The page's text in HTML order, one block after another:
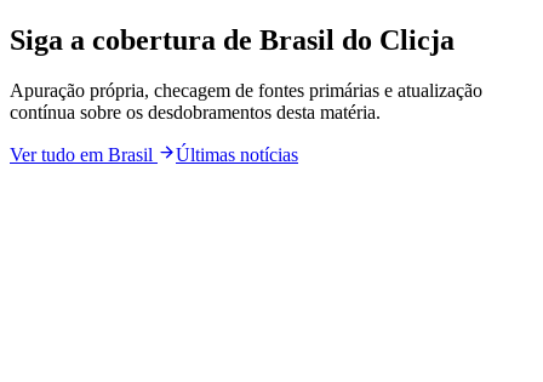
Siga a cobertura de Brasil do Clicja
Apuração própria, checagem de fontes primárias e atualização
contínua sobre os desdobramentos desta matéria.
Ver tudo em Brasil Últimas notícias